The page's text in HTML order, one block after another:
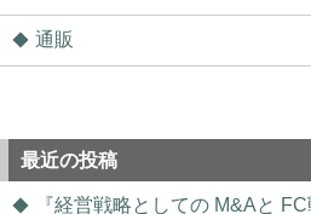
通販
最近の投稿
『経営戦略としての M&Aと